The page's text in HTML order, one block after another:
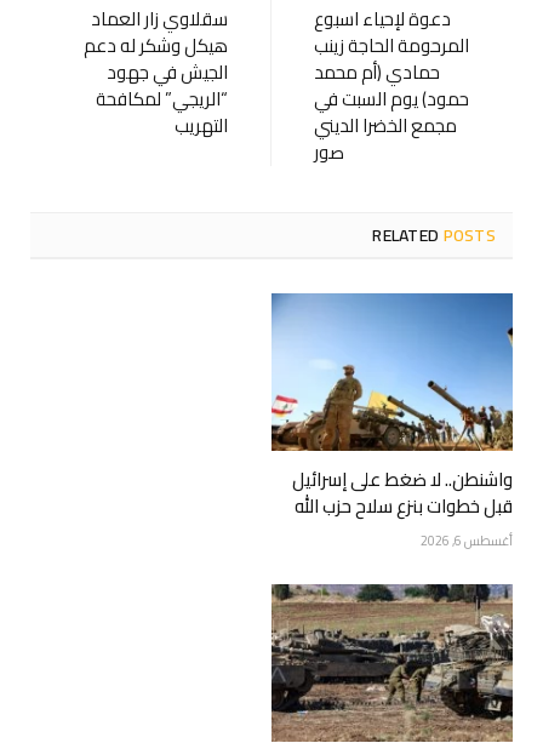
دعوة لإحياء اسبوع
المرحومة الحاجة زينب
حمادي (أم محمد
حمود) يوم السبت في
مجمع الخضرا الديني
صور
سقلاوي زار العماد
هيكل وشكر له دعم
الجيش في جهود
“الريجي” لمكافحة
التهريب
RELATEDPOSTS
واشنطن.. لا ضغط على إسرائيل
قبل خطوات بنزع سلاح حزب الله
أغسطس 6, 2026